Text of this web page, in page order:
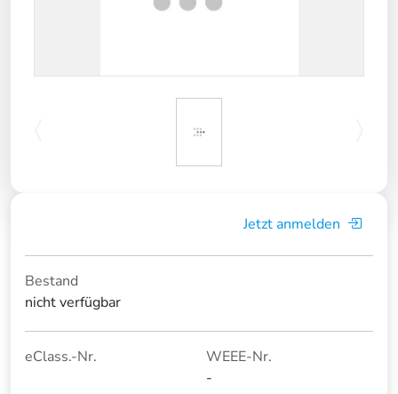
Jetzt anmelden
Bestand
nicht verfügbar
eClass.-Nr.
WEEE-Nr.
-